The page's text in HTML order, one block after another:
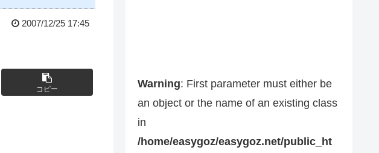
2007/12/25 17:45
コピー Warning: First parameter must either be
an object or the name of an existing class
in
/home/easygoz/easygoz.net/public_ht